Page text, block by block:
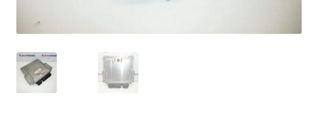
Plângere
Plățile